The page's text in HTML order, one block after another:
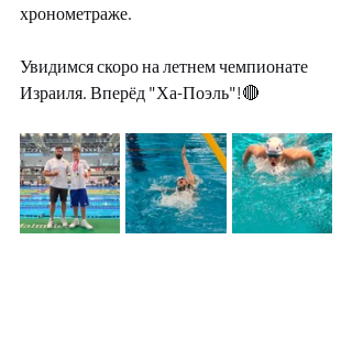
хронометраже.
Увидимся скоро на летнем чемпионате
Израиля. Вперёд "Ха-Поэль"!🔴